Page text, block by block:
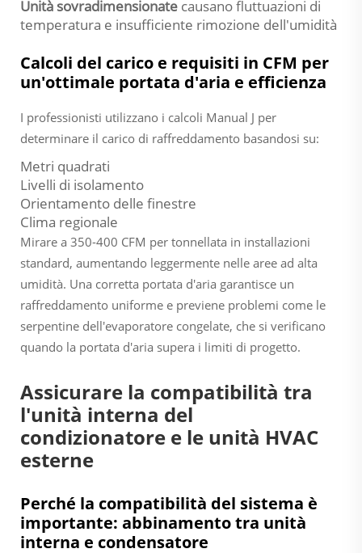
Unità sovradimensionate causano fluttuazioni di
temperatura e insufficiente rimozione dell'umidità
Calcoli del carico e requisiti in CFM per
un'ottimale portata d'aria e efficienza
I professionisti utilizzano i calcoli Manual J per
determinare il carico di raffreddamento basandosi su:
Metri quadrati
Livelli di isolamento
Orientamento delle finestre
Clima regionale
Mirare a 350-400 CFM per tonnellata in installazioni
standard, aumentando leggermente nelle aree ad alta
umidità. Una corretta portata d'aria garantisce un
raffreddamento uniforme e previene problemi come le
serpentine dell'evaporatore congelate, che si verificano
quando la portata d'aria supera i limiti di progetto.
Assicurare la compatibilità tra
l'unità interna del
condizionatore e le unità HVAC
esterne
Perché la compatibilità del sistema è
importante: abbinamento tra unità
interna e condensatore